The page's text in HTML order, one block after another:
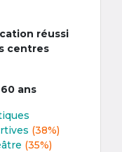
réussi
centres
ans
(38%)
(35%)